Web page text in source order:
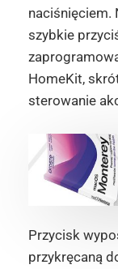
naciśnięciem.
szybkie
HomeKit,
sterowanie
Przycisk
przykręcaną